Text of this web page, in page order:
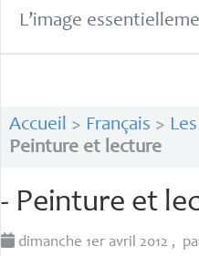
L’image
Accueil > Français >
Peinture et lecture
- Peinture et
dimanche 1er avril 2012 ,